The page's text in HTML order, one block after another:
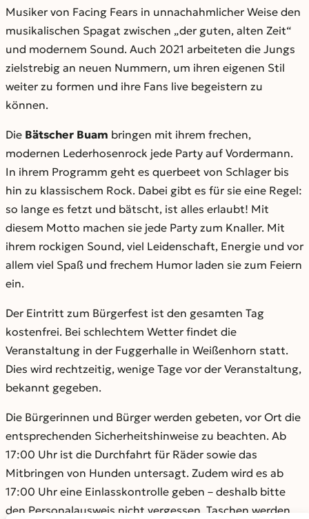
Musiker von Facing Fears in unnachahmlicher Weise den
musikalischen Spagat zwischen „der guten, alten Zeit“
und modernem Sound. Auch 2021 arbeiteten die Jungs
zielstrebig an neuen Nummern, um ihren eigenen Stil
weiter zu formen und ihre Fans live begeistern zu
können.
Die Bätscher Buam bringen mit ihrem frechen,
modernen Lederhosenrock jede Party auf Vordermann.
In ihrem Programm geht es querbeet von Schlager bis
hin zu klassischem Rock. Dabei gibt es für sie eine Regel:
so lange es fetzt und bätscht, ist alles erlaubt! Mit
diesem Motto machen sie jede Party zum Knaller. Mit
ihrem rockigen Sound, viel Leidenschaft, Energie und vor
allem viel Spaß und frechem Humor laden sie zum Feiern
ein.
Der Eintritt zum Bürgerfest ist den gesamten Tag
kostenfrei. Bei schlechtem Wetter findet die
Veranstaltung in der Fuggerhalle in Weißenhorn statt.
Dies wird rechtzeitig, wenige Tage vor der Veranstaltung,
bekannt gegeben.
Die Bürgerinnen und Bürger werden gebeten, vor Ort die
entsprechenden Sicherheitshinweise zu beachten. Ab
17:00 Uhr ist die Durchfahrt für Räder sowie das
Mitbringen von Hunden untersagt. Zudem wird es ab
17:00 Uhr eine Einlasskontrolle geben – deshalb bitte
den Personalausweis nicht vergessen. Taschen werden